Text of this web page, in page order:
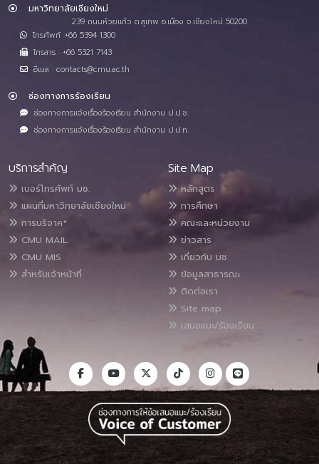
มหาวิทยาลัยเชียงใหม่
239 ถนนห้วยแก้ว ต.สุเทพ อ.เมือง จ.เชียงใหม่ 50200
โทรศัพท์ :+66 5394 1300
โทรสาร : +66 5321 7143
อีเมล : contacts@cmu.ac.th
ช่องทางการร้องเรียน
ช่องทางการแจ้งเรื่องร้องเรียน สำนักงาน ป.ป.ช.
ช่องทางการแจ้งเรื่องร้องเรียน สำนักงาน ป.ป.ท.
บริการสำคัญ
เบอร์โทรศัพท์ มช.
แผนที่มหาวิทยาลัยเชียงใหม่
การบริจาค*
CMU MAIL
CMU MIS
สำหรับเจ้าหน้าที่
Site Map
หลักสูตร
การศึกษา
คณะและหน่วยงาน
ข่าวสาร
เกี่ยวกับ มช.
ข้อมูลสาธารณะ
ติดต่อเรา
Site map
เสนอแนะ/ร้องเรียน